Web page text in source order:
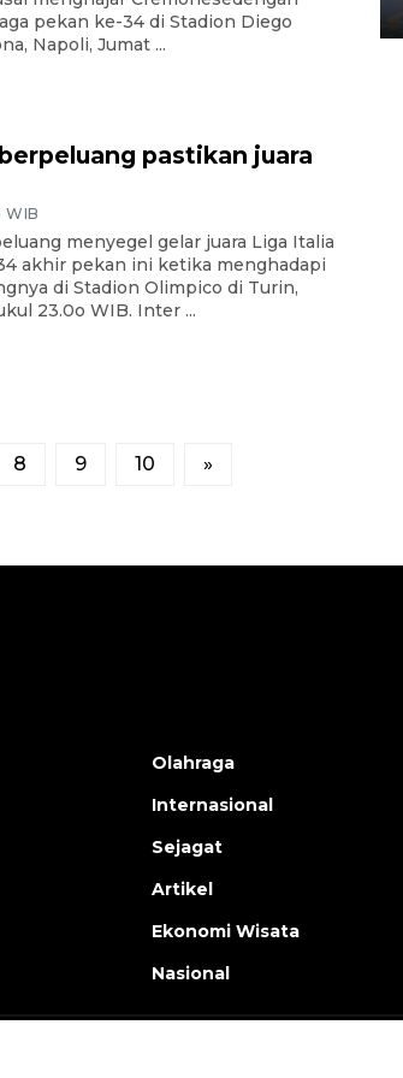
pekan ke-34 di Stadion Diego
Napoli, Jumat ...
pastikan juara
WIB
menyegel gelar juara Liga Italia
akhir pekan ini ketika menghadapi
di Stadion Olimpico di Turin,
23.0o WIB. Inter ...
8 9 10 »
April 2026 12:51 WIB
Olahraga
Internasional
Sejagat
Artikel
Ekonomi Wisata
Nasional